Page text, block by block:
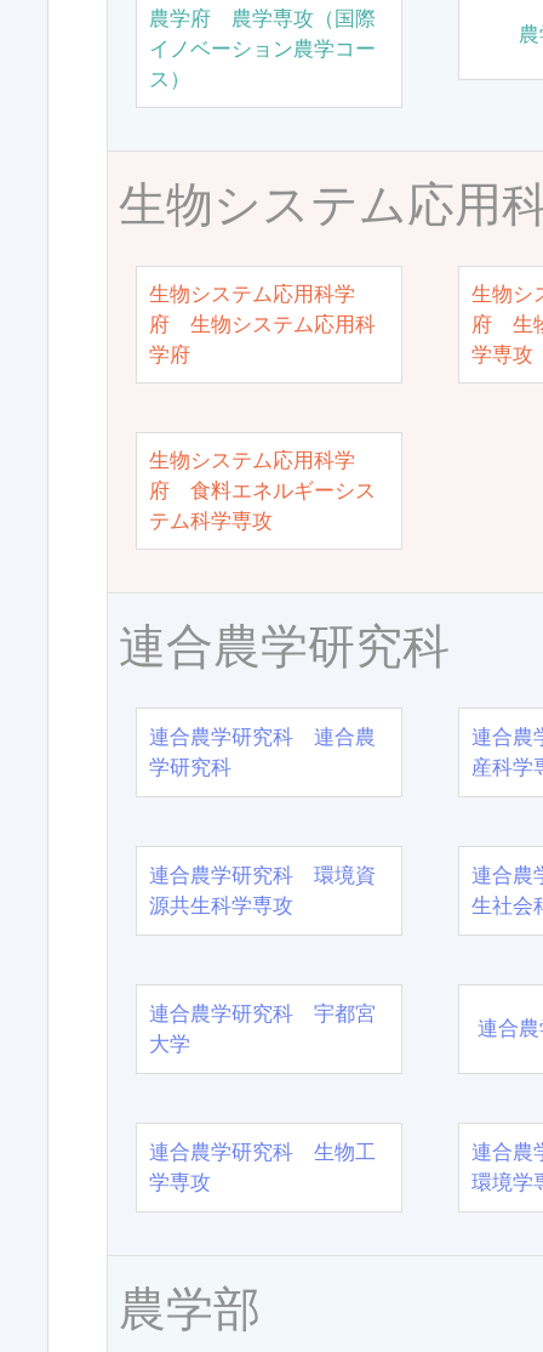
農学府 農学専攻（国際
イノベーション農学コー
ス）
生物システム応用
生物システム応用科学
府 生物システム応用科
学府
生物シ
府 生
学専攻
生物システム応用科学
府 食料エネルギーシス
テム科学専攻
連合農学研究科
連合農学研究科 連合農
学研究科
連合農
産科学
連合農学研究科 環境資
源共生科学専攻
連合農
生社会
連合農学研究科 宇都宮
大学
連合
連合農学研究科 生物工
学専攻
連合農
環境学
農学部